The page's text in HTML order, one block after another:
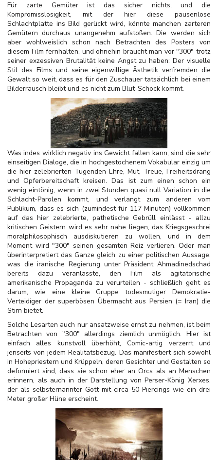
Für zarte Gemüter ist das sicher nichts, und die
Kompromisslosigkeit, mit der hier diese pausenlose
Schlachtplatte ins Bild gerückt wird, könnte manchen zarteren
Gemütern durchaus unangenehm aufstoßen. Die werden sich
aber wohlweislich schon nach Betrachten des Posters von
diesem Film fernhalten, und ohnehin braucht man vor "300" trotz
seiner exzessiven Brutalität keine Angst zu haben: Der visuelle
Stil des Films und seine eigenwillige Ästhetik verfremden die
Gewalt so weit, dass es für den Zuschauer tatsächlich bei einem
Bilderrausch bleibt und es nicht zum Blut-Schock kommt.
Was indes wirklich negativ ins Gewicht fallen kann, sind die sehr
einseitigen Dialoge, die in hochgestochenem Vokabular einzig um
die hier zelebrierten Tugenden Ehre, Mut, Treue, Freiheitsdrang
und Opferbereitschaft kreisen. Das ist zum einen schon ein
wenig eintönig, wenn in zwei Stunden quasi null Variation in die
Schlacht-Parolen kommt, und verlangt zum anderen vom
Publikum, dass es sich (zumindest für 117 Minuten) vollkommen
auf das hier zelebrierte, pathetische Gebrüll einlässt - allzu
kritischen Geistern wird es sehr nahe liegen, das Kriegsgeschrei
moralphilosophisch ausdiskutieren zu wollen, und in dem
Moment wird "300" seinen gesamten Reiz verlieren. Oder man
überinterpretiert das Ganze gleich zu einer politischen Aussage,
was die iranische Regierung unter Präsident Ahmadinedschad
bereits dazu veranlasste, den Film als agitatorische
amerikanische Propaganda zu verurteilen - schließlich geht es
darum, wie eine kleine Gruppe todesmutiger Demokratie-
Verteidiger der superbösen Übermacht aus Persien (= Iran) die
Stirn bietet.
Solche Lesarten auch nur ansatzweise ernst zu nehmen, ist beim
Betrachten von "300" allerdings ziemlich unmöglich. Hier ist
einfach alles kunstvoll überhöht, Comic-artig verzerrt und
jenseits von jedem Realitätsbezug. Das manifestiert sich sowohl
in Hohepriestern und Krüppeln, deren Gesichter und Gestalten so
deformiert sind, dass sie schon eher an Orcs als an Menschen
erinnern, als auch in der Darstellung von Perser-König Xerxes,
der als selbsternannter Gott mit circa 50 Piercings wie ein drei
Meter großer Hüne erscheint.